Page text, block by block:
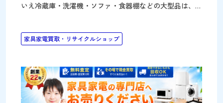
いえ冷蔵庫・洗濯機・ソファ・食器棚などの大型品は、店
具・家電を賢く売る方法を、出張買取と区内のリサイクル
ショップの両面から紹介します。池袋・大塚・巣鴨エリア
区・池袋の家具・家電は出張買取が便利です 豊島区で冷
蔵庫・洗濯機・ソファ・食器棚などの大型品を売りたい場
合、店舗まで運ぶのは大きな負担です。こうしたときに便
家具家電買取・リサイクルショップ